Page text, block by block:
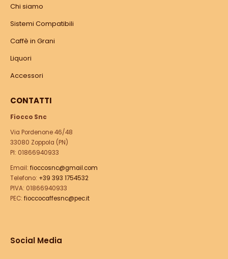
Chi siamo
Sistemi Compatibili
Caffè in Grani
Liquori
Accessori
CONTATTI
Fiocco Snc
Via Pordenone 46/48
33080 Zoppola (PN)
PI: 01866940933
Email: fioccosnc@gmail.com
Telefono: +39 393 1754532
PIVA: 01866940933
PEC: fioccocaffesnc@pec.it
Social Media